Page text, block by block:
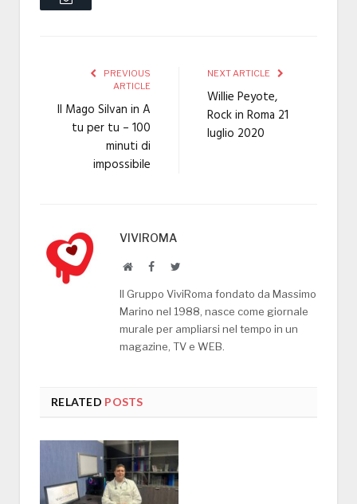
PREVIOUS
ARTICLE
Il Mago Silvan in A
tu per tu – 100
minuti di
impossibile
NEXT ARTICLE
Willie Peyote,
Rock in Roma 21
luglio 2020
VIVIROMA
WebsiteFacebookTwitter
Il Gruppo ViviRoma fondato da Massimo
Marino nel 1988, nasce come giornale
murale per ampliarsi nel tempo in un
magazine, TV e WEB.
RELATED POSTS